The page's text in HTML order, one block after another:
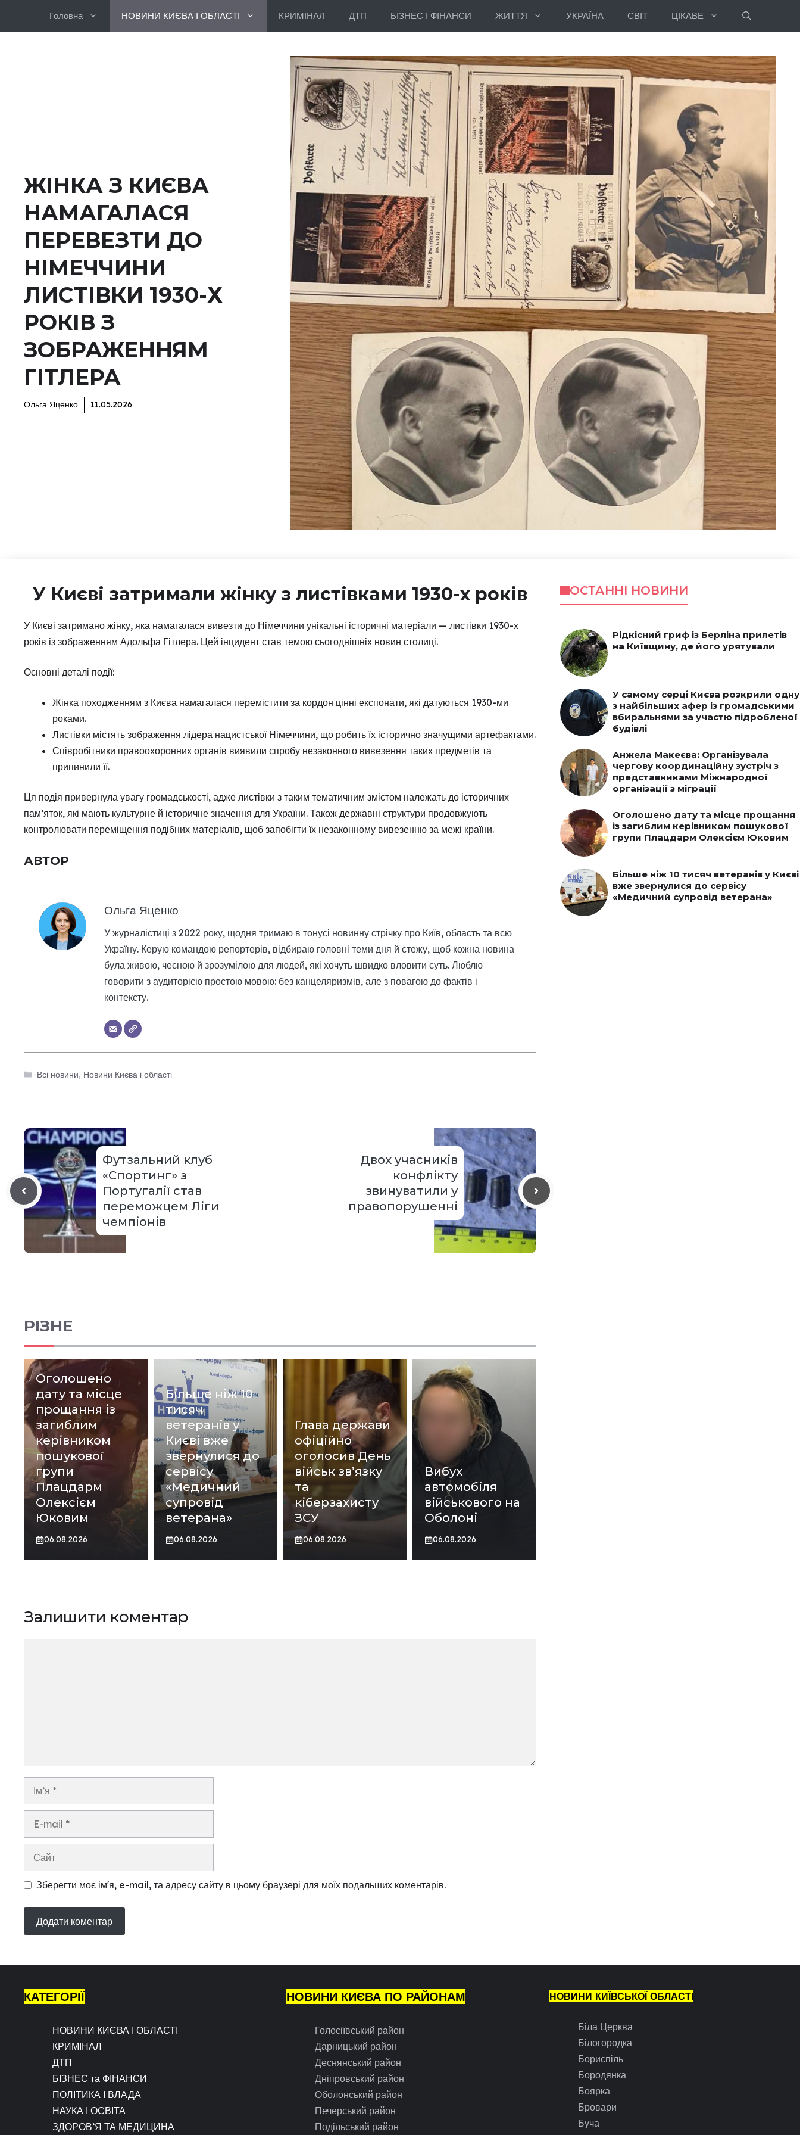
Головна НОВИНИ КИЄВА І ОБЛАСТІ КРИМІНАЛ ДТП БІЗНЕС І ФІНАНСИ ЖИТТЯ УКРАЇНА СВІТ ЦІКАВЕ
ЖІНКА З КИЄВА
НАМАГАЛАСЯ
ПЕРЕВЕЗТИ ДО
НІМЕЧЧИНИ
ЛИСТІВКИ 1930-Х
РОКІВ З
ЗОБРАЖЕННЯМ
ГІТЛЕРА
Ольга Яценко 11.05.2026
У Києві затримали жінку з листівками 1930-х років
У Києві затримано жінку, яка намагалася вивезти до Німеччини унікальні історичні матеріали — листівки 1930-х
років із зображенням Адольфа Гітлера. Цей інцидент став темою сьогоднішніх новин столиці.
Основні деталі події:
Жінка походженням з Києва намагалася перемістити за кордон цінні експонати, які датуються 1930-ми
роками.
Листівки містять зображення лідера нацистської Німеччини, що робить їх історично значущими артефактами.
Співробітники правоохоронних органів виявили спробу незаконного вивезення таких предметів та
припинили її.
Ця подія привернула увагу громадськості, адже листівки з таким тематичним змістом належать до історичних
пам’яток, які мають культурне й історичне значення для України. Також державні структури продовжують
контролювати переміщення подібних матеріалів, щоб запобігти їх незаконному вивезенню за межі країни.
АВТОР
Ольга Яценко
У журналістиці з 2022 року, щодня тримаю в тонусі новинну стрічку про Київ, область та всю
Україну. Керую командою репортерів, відбираю головні теми дня й стежу, щоб кожна новина
була живою, чесною й зрозумілою для людей, які хочуть швидко вловити суть. Люблю
говорити з аудиторією простою мовою: без канцеляризмів, але з повагою до фактів і
контексту.
Категорії
Всі новини, Новини Києва і області
Футзальний клуб
«Спортинг» з
Португалії став
переможцем Ліги
чемпіонів
Двох учасників
конфлікту
звинуватили у
правопорушенні
РІЗНЕ
Оголошено
дату та місце
прощання із
загиблим
керівником
пошукової
групи
Плацдарм
Олексієм
Юковим
06.08.2026
Більше ніж 10
тисяч
ветеранів у
Києві вже
звернулися до
сервісу
«Медичний
супровід
ветерана»
06.08.2026
Глава держави
офіційно
оголосив День
військ зв’язку
та
кіберзахисту
ЗСУ
06.08.2026
Вибух
автомобіля
військового на
Оболоні
06.08.2026
Залишити коментар
Ім’я
Сайт
Зберегти моє ім'я, e-mail, та адресу сайту в цьому браузері для моїх подальших коментарів.
ОСТАННІ НОВИНИ
Рідкісний гриф із Берліна прилетів
на Київщину, де його урятували
У самому серці Києва розкрили одну
з найбільших афер із громадськими
вбиральнями за участю підробленої
будівлі
Анжела Макеєва: Організувала
чергову координаційну зустріч з
представниками Міжнародної
організації з міграції
Оголошено дату та місце прощання
із загиблим керівником пошукової
групи Плацдарм Олексієм Юковим
Більше ніж 10 тисяч ветеранів у Києві
вже звернулися до сервісу
«Медичний супровід ветерана»
КАТЕГОРІЇ
НОВИНИ КИЄВА І ОБЛАСТІ
КРИМІНАЛ
ДТП
БІЗНЕС та ФІНАНСИ
ПОЛІТИКА І ВЛАДА
НАУКА І ОСВІТА
ЗДОРОВ’Я ТА МЕДИЦИНА
НОВИНИ КИЄВА ПО РАЙОНАМ
Голосіївський район
Дарницький район
Деснянський район
Дніпровський район
Оболонський район
Печерський район
Подільський район
НОВИНИ КИЇВСЬКОЇ ОБЛАСТІ
Біла Церква
Білогородка
Бориспіль
Бородянка
Боярка
Бровари
Буча